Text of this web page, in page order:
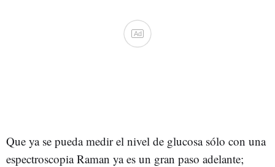
Ad
Que ya se pueda medir el nivel de glucosa sólo con una
espectroscopia Raman ya es un gran paso adelante;